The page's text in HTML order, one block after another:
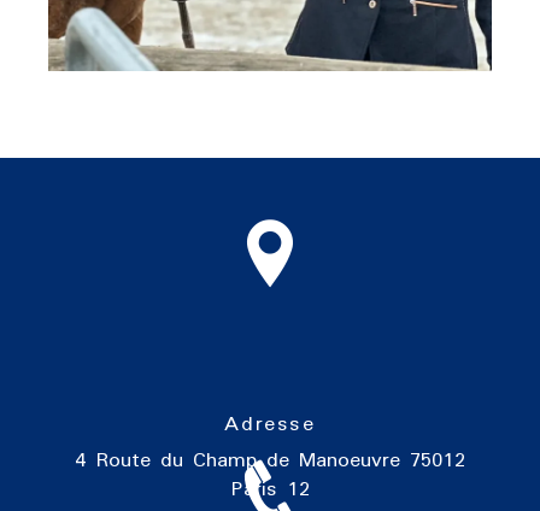
Adresse
4 Route du Champ de Manoeuvre 75012
Paris 12